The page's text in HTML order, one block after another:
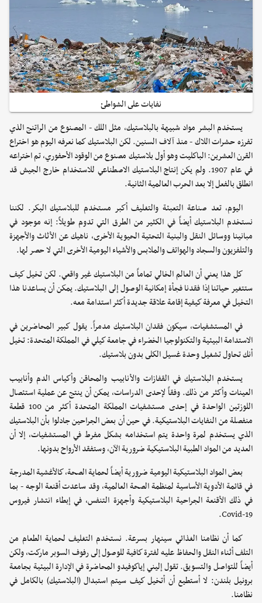
نفايات على الشواطئ
يستخدم البشر مواد شبيهة بالبلاستيك، مثل اللك - المصنوع من الراتنج الذي
تفرزه حشرات اللاك - منذ آلاف السنين. لكن البلاستيك كما نعرفه اليوم هو اختراع
القرن العشرين: الباكليت وهو أول بلاستيك مصنوع من الوقود الأحفوري، تم اختراعه
في عام 1907. ولم يكن إنتاج البلاستيك الاصطناعي للاستخدام خارج الجيش قد
انطلق بالفعل إلا بعد الحرب العالمية الثانية.
اليوم، تعد صناعة التعبئة والتغليف أكبر مستخدم للبلاستيك البكر. لكننا
نستخدم البلاستيك أيضاً في الكثير من الطرق التي تدوم طويلاً: إنه موجود في
مبانينا ووسائل النقل والبنية التحتية الحيوية الأخرى، ناهيك عن الأثاث والأجهزة
والتلفزيون والسجاد والهواتف والملابس والأشياء اليومية الأخرى التي لا حصر لها.
كل هذا يعني أن العالم الخالي تماماً من البلاستيك غير واقعي. لكن تخيل كيف
ستتغير حياتنا إذا فقدنا فجأة إمكانية الوصول إلى البلاستيك. يمكن أن يساعدنا هذا
التخيل في معرفة كيفية إقامة علاقة جديدة أكثر استدامة معه.
في المستشفيات، سيكون فقدان البلاستيك مدمراً. يقول كبير المحاضرين في
الاستدامة البيئية والتكنولوجيا الخضراء في جامعة كيلي في المملكة المتحدة: تخيل
أنك تحاول تشغيل وحدة غسيل الكلى بدون بلاستيك.
يستخدم البلاستيك في القفازات والأنابيب والمحاقن وأكياس الدم وأنابيب
العينات وأكثر من ذلك. وفقاً لإحدى الدراسات، يمكن أن ينتج عن عملية استئصال
اللوزتين الواحدة في إحدى مستشفيات المملكة المتحدة أكثر من 100 قطعة
منفصلة من النفايات البلاستيكية. في حين أن بعض الجراحين جادلوا بأن البلاستيك
الذي يستخدم لمرة واحدة يتم استخدامه بشكل مفرط في المستشفيات، إلا أن
العديد من المواد الطبية البلاستيكية ضرورية الآن، وستفقد الأرواح بدونها.
بعض المواد البلاستيكية اليومية ضرورية أيضاً لحماية الصحة، كالأغشية المدرجة
في قائمة الأدوية الأساسية لمنظمة الصحة العالمية، وقد ساعدت أقنعة الوجه - بما
في ذلك الأقنعة الجراحية البلاستيكية وأجهزة التنفس، في إبطاء انتشار فيروس
Covid-19.
كما أن نظامنا الغذائي سينهار بسرعة. نستخدم التغليف لحماية الطعام من
التلف أثناء النقل والحفاظ عليه لفترة كافية للوصول إلى رفوف السوبر ماركت، ولكن
أيضاً للتواصل والتسويق. تقول إليني إياكوفيدو المحاضرة في الإدارة البيئية بجامعة
برونيل بلندن: لا أستطيع أن أتخيل كيف سيتم استبدال (البلاستيك) بالكامل في
نظامنا.